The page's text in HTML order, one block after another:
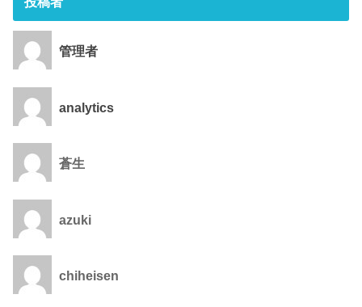
管理者
analytics
蒼生
azuki
chiheisen